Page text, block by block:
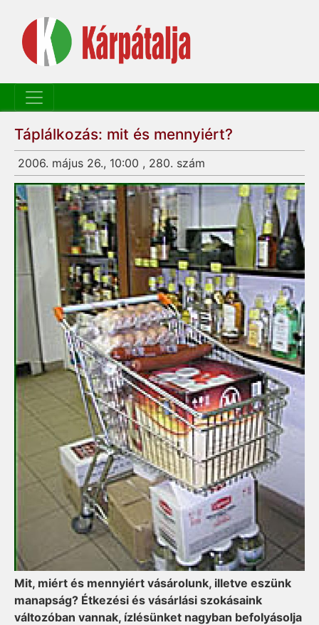
Táplálkozás: mit és mennyiért?
2006. május 26., 10:00 , 280. szám
Mit, miért és mennyiért vásárolunk, illetve eszünk
manapság? Étkezési és vásárlási szokásaink
változóban vannak, ízlésünket nagyban befolyásolja